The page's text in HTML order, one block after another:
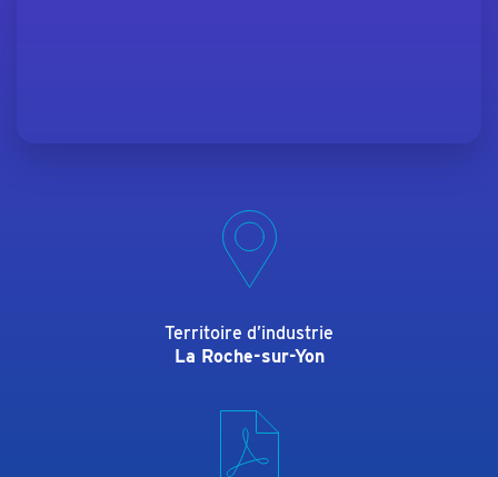
Territoire d’industrie
La Roche-sur-Yon